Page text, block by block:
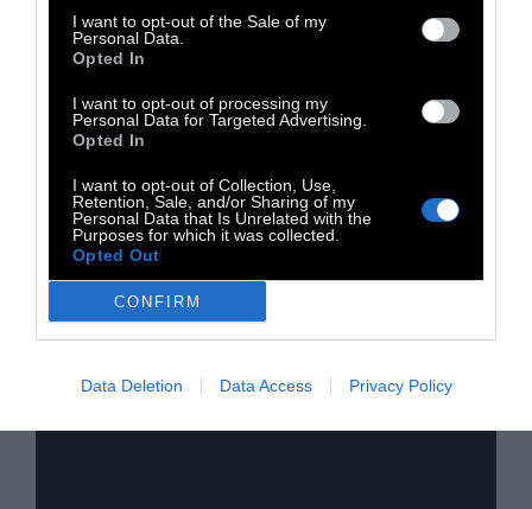
I want to opt-out of the Sale of my
Personal Data.
Opted In
I want to opt-out of processing my
Personal Data for Targeted Advertising.
Opted In
I want to opt-out of Collection, Use,
Retention, Sale, and/or Sharing of my
Personal Data that Is Unrelated with the
Purposes for which it was collected.
Opted Out
CONFIRM
Data Deletion Data Access Privacy Policy